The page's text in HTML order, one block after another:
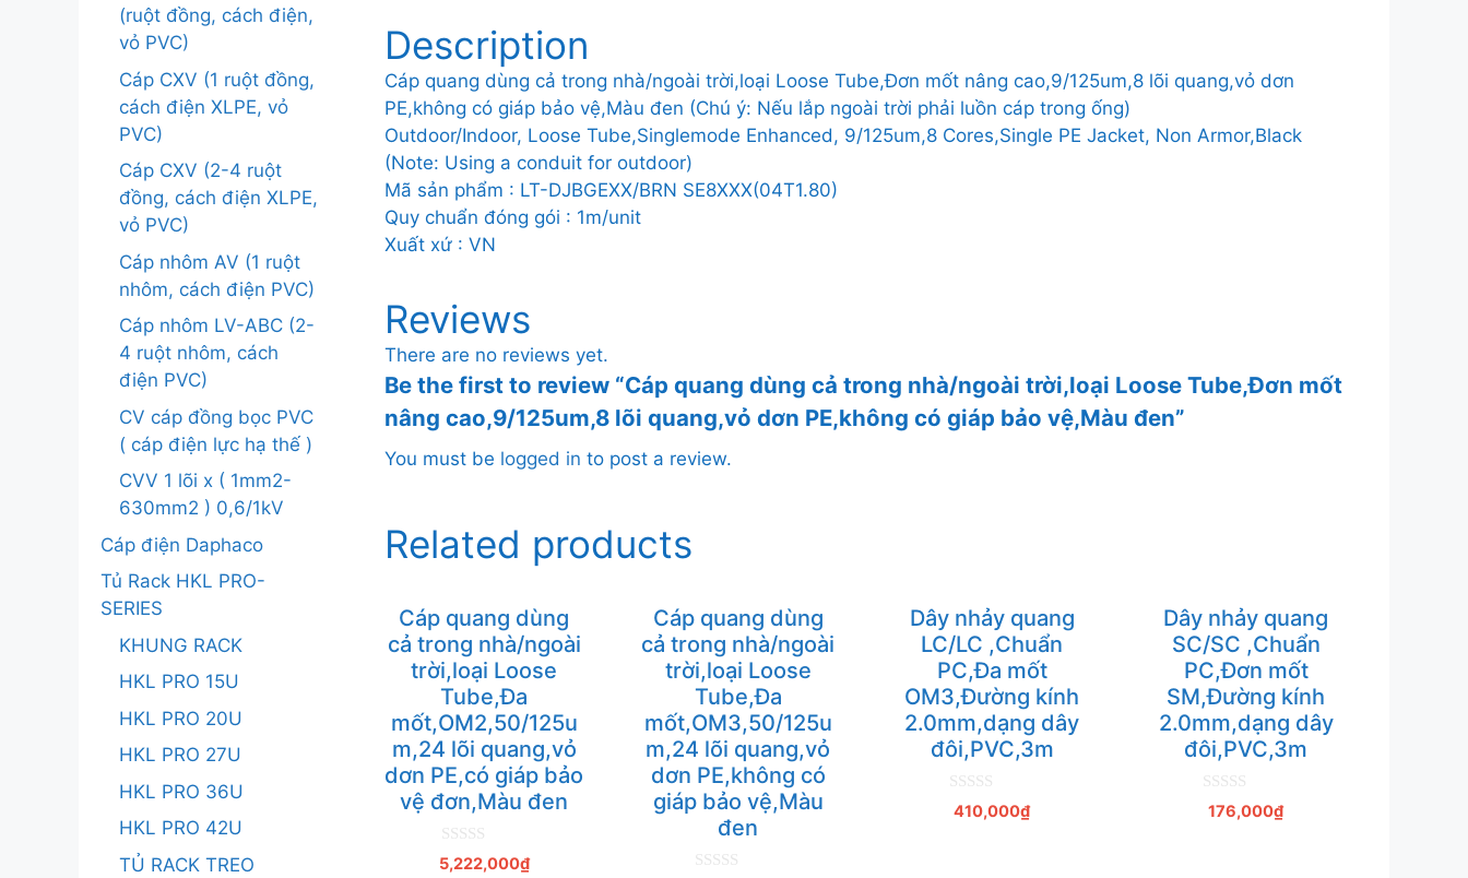
cao,9/125um,8
lõi
quang,vỏ
Description
Cáp quang dùng cả trong nhà/ngoài trời,loại Loose Tube,Đơn mốt nâng cao,9/125um,8 lõi quang,vỏ dơn
PE,không có giáp bảo vệ,Màu đen (Chú ý: Nếu lắp ngoài trời phải luồn cáp trong ống)
Outdoor/Indoor, Loose Tube,Singlemode Enhanced, 9/125um,8 Cores,Single PE Jacket, Non Armor,Black
(Note: Using a conduit for outdoor)
Mã sản phẩm : LT-DJBGEXX/BRN SE8XXX(04T1.80)
Quy chuẩn đóng gói : 1m/unit
Xuất xứ : VN
Reviews
There are no reviews yet.
Be the first to review “Cáp quang dùng cả trong nhà/ngoài trời,loại Loose Tube,Đơn mốt
nâng cao,9/125um,8 lõi quang,vỏ dơn PE,không có giáp bảo vệ,Màu đen”
You must be logged in to post a review.
Related products
Cáp quang dùng
cả trong nhà/ngoài
trời,loại Loose
Tube,Đa
mốt,OM2,50/125u
m,24 lõi quang,vỏ
dơn PE,có giáp bảo
vệ đơn,Màu đen
0
n
5,222,000₫
Cáp quang dùng
cả trong nhà/ngoài
trời,loại Loose
Tube,Đa
mốt,OM3,50/125u
m,24 lõi quang,vỏ
dơn PE,không có
giáp bảo vệ,Màu
đen
Dây nhảy quang
LC/LC ,Chuẩn
PC,Đa mốt
OM3,Đường kính
2.0mm,dạng dây
đôi,PVC,3m
0
n410,000₫
Dây nhảy quang
SC/SC ,Chuẩn
PC,Đơn mốt
SM,Đường kính
2.0mm,dạng dây
đôi,PVC,3m
0
n
176,000₫
(ruột đồng, cách điện,
vỏ PVC)
Cáp CXV (1 ruột đồng,
cách điện XLPE, vỏ
PVC)
Cáp CXV (2-4 ruột
đồng, cách điện XLPE,
vỏ PVC)
Cáp nhôm AV (1 ruột
nhôm, cách điện PVC)
Cáp nhôm LV-ABC (2-
4 ruột nhôm, cách
điện PVC)
CV cáp đồng bọc PVC
( cáp điện lực hạ thế )
CVV 1 lõi x ( 1mm2-
630mm2 ) 0,6/1kV
Cáp điện Daphaco
Tủ Rack HKL PRO-
SERIES
KHUNG RACK
HKL PRO 15U
HKL PRO 20U
HKL PRO 27U
HKL PRO 36U
HKL PRO 42U
TỦ RACK TREO